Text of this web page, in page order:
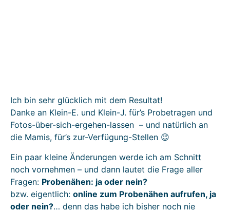
Ich bin sehr glücklich mit dem Resultat!
Danke an Klein-E. und Klein-J. für’s Probetragen und
Fotos-über-sich-ergehen-lassen – und natürlich an
die Mamis, für’s zur-Verfügung-Stellen 😉
Ein paar kleine Änderungen werde ich am Schnitt
noch vornehmen – und dann lautet die Frage aller
Fragen: Probenähen: ja oder nein?
bzw. eigentlich: online zum Probenähen aufrufen, ja
oder nein?… denn das habe ich bisher noch nie